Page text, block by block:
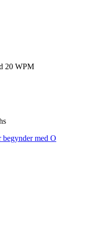
20 WPM
begynder med O